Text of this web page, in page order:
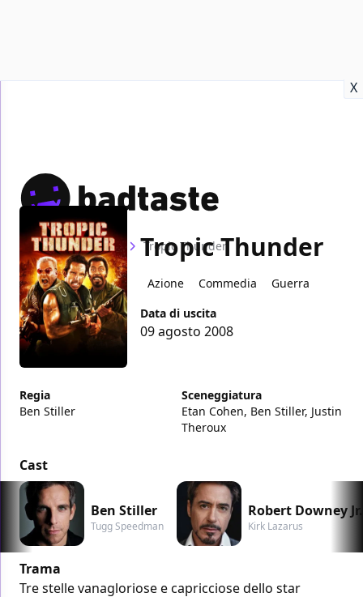
X
Home Film Tropic Thunder
Tropic Thunder
Azione Commedia
Guerra
Data di uscita
09 agosto 2008
Regia
Ben Stiller
Sceneggiatura
Etan Cohen, Ben Stiller, Justin
Theroux
Cast
Ben Stiller
Tugg Speedman
Robert Downey Jr.
Kirk Lazarus
Trama
Tre stelle vanagloriose e capricciose dello star